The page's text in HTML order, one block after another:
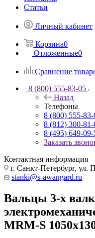
Статьи
Личный кабинет
Корзина0
Отложенные0
Сравнение
8 (800) 555-83-05
Назад
Телефоны
8 (800) 555-83-
8 (812) 300-81-
8 (495) 649-09-
Заказать
Контактная информация
г. Санкт-Петербург, ул.
stanki@s-awangard.ru
Вальцы 3-х
MRM-S